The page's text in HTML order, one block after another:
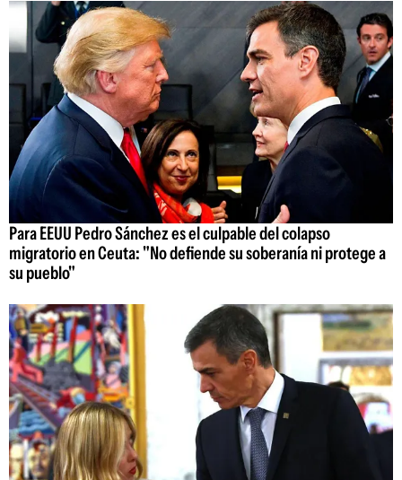
Para EEUU Pedro Sánchez es el culpable del colapso
migratorio en Ceuta: "No defiende su soberanía ni protege a
su pueblo"